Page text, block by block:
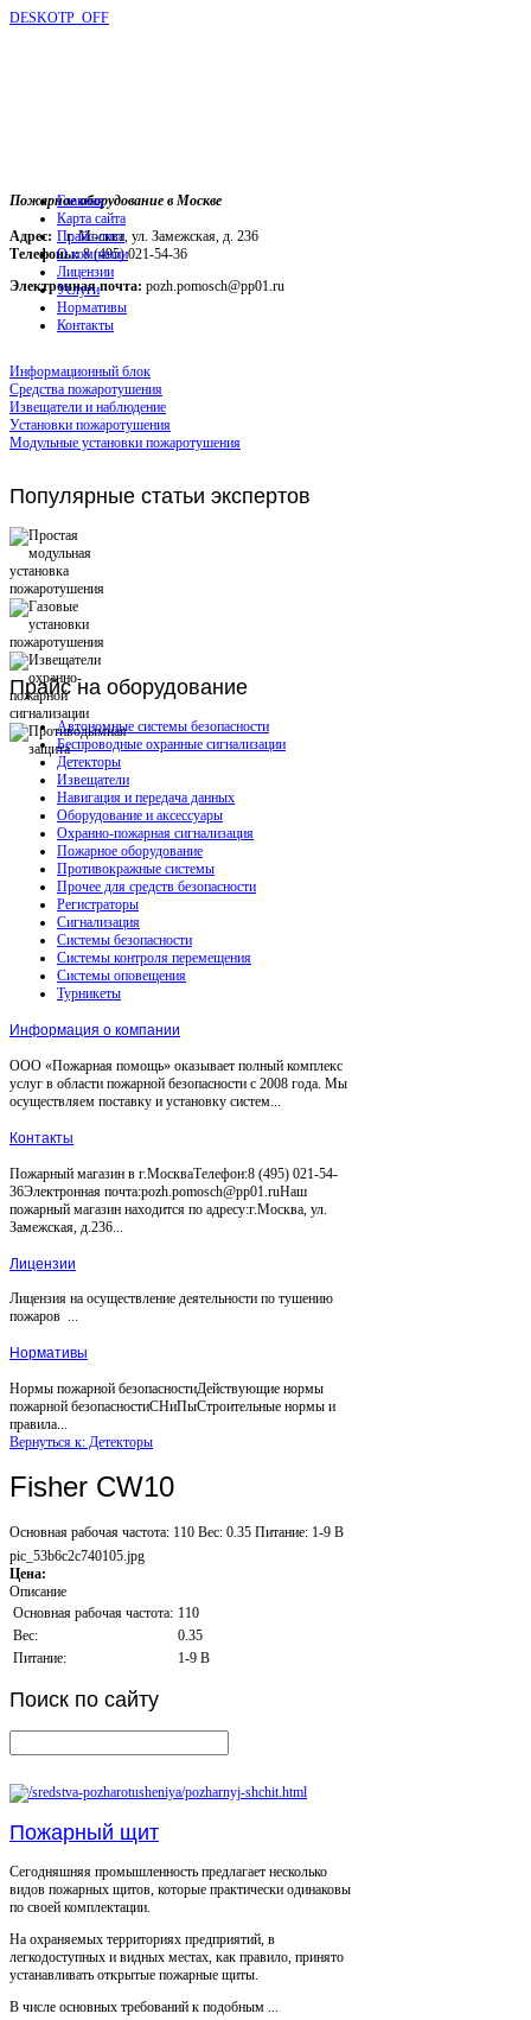
DESKOTP_OFF
Пожарное оборудование в Москве
Адрес: г. Москва, ул. Замежская, д. 236
Телефоны:8 (495) 021-54-36
Электронная почта: pozh.pomosch@pp01.ru
Главная
Карта сайта
Прайс-лист
О компании
Лицензии
Услуги
Нормативы
Контакты
Информационный блок
Средства пожаротушения
Извещатели и наблюдение
Установки пожаротушения
Модульные установки пожаротушения
Популярные статьи экспертов
Прайсна оборудование
Автономные системы безопасности
Беспроводные охранные сигнализации
Детекторы
Извещатели
Навигация и передача данных
Оборудование и аксессуары
Охранно-пожарная сигнализация
Пожарное оборудование
Противокражные системы
Прочее для средств безопасности
Регистраторы
Сигнализация
Системы безопасности
Системы контроля перемещения
Системы оповещения
Турникеты
Информация о компании
ООО «Пожарная помощь» оказывает полный комплекс
услуг в области пожарной безопасности с 2008 года. Мы
осуществляем поставку и установку систем...
Контакты
Пожарный магазин в г.МоскваТелефон:8 (495) 021-54-
36Электронная почта:pozh.pomosch@pp01.ruНаш
пожарный магазин находится по адресу:г.Москва, ул.
Замежская, д.236...
Лицензии
Лицензия на осуществление деятельности по тушению
пожаров ...
Нормативы
Нормы пожарной безопасностиДействующие нормы
пожарной безопасностиСНиПыСтроительные нормы и
правила...
Вернуться к: Детекторы
Fisher CW10
Основная рабочая частота: 110 Вес: 0.35 Питание: 1-9 В
pic_53b6c2c740105.jpg
Цена:
Описание
Основная рабочая частота: 110
Вес:
0.35
Питание:
1-9 В
Поиск по сайту
Пожарный щит
Сегодняшняя промышленность предлагает несколько
видов пожарных щитов, которые практически одинаковы
по своей комплектации.
На охраняемых территориях предприятий, в
легкодоступных и видных местах, как правило, принято
устанавливать открытые пожарные щиты.
В числе основных требований к подобным ...